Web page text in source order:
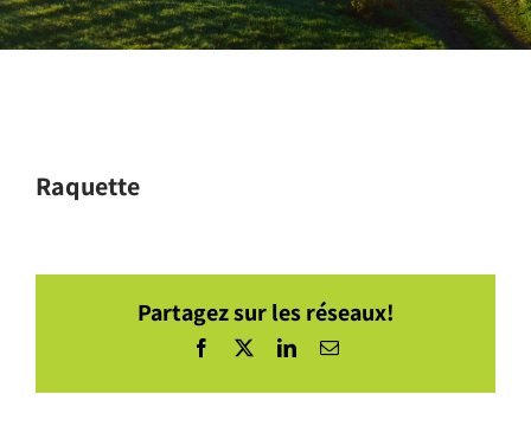
Raquette
Partagez sur les réseaux!
Facebook LinkedInCourriel